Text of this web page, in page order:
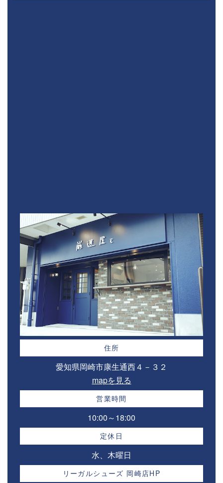
住所
愛知県岡崎市康生通西４－３２⁣
mapを見る
営業時間
10:00～18:00⁣
定休日
水、木曜日
リーガルシューズ 岡崎店HP